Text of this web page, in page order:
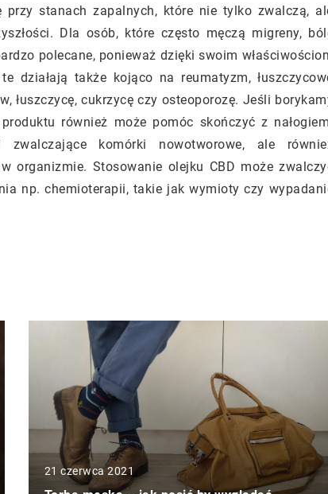
stanach zapalnych, które nie tylko zwalczą,
Dla osób, które często męczą migreny,
polecane, ponieważ dzięki swoim
działają także kojąco na reumatyzm,
łuszczycę, cukrzycę czy osteoporozę. Jeśli
również może pomóc skończyć z
komórki nowotworowe, ale
organizmie. Stosowanie olejku CBD może
np. chemioterapii, takie jak wymioty czy
21 czerwca 2021